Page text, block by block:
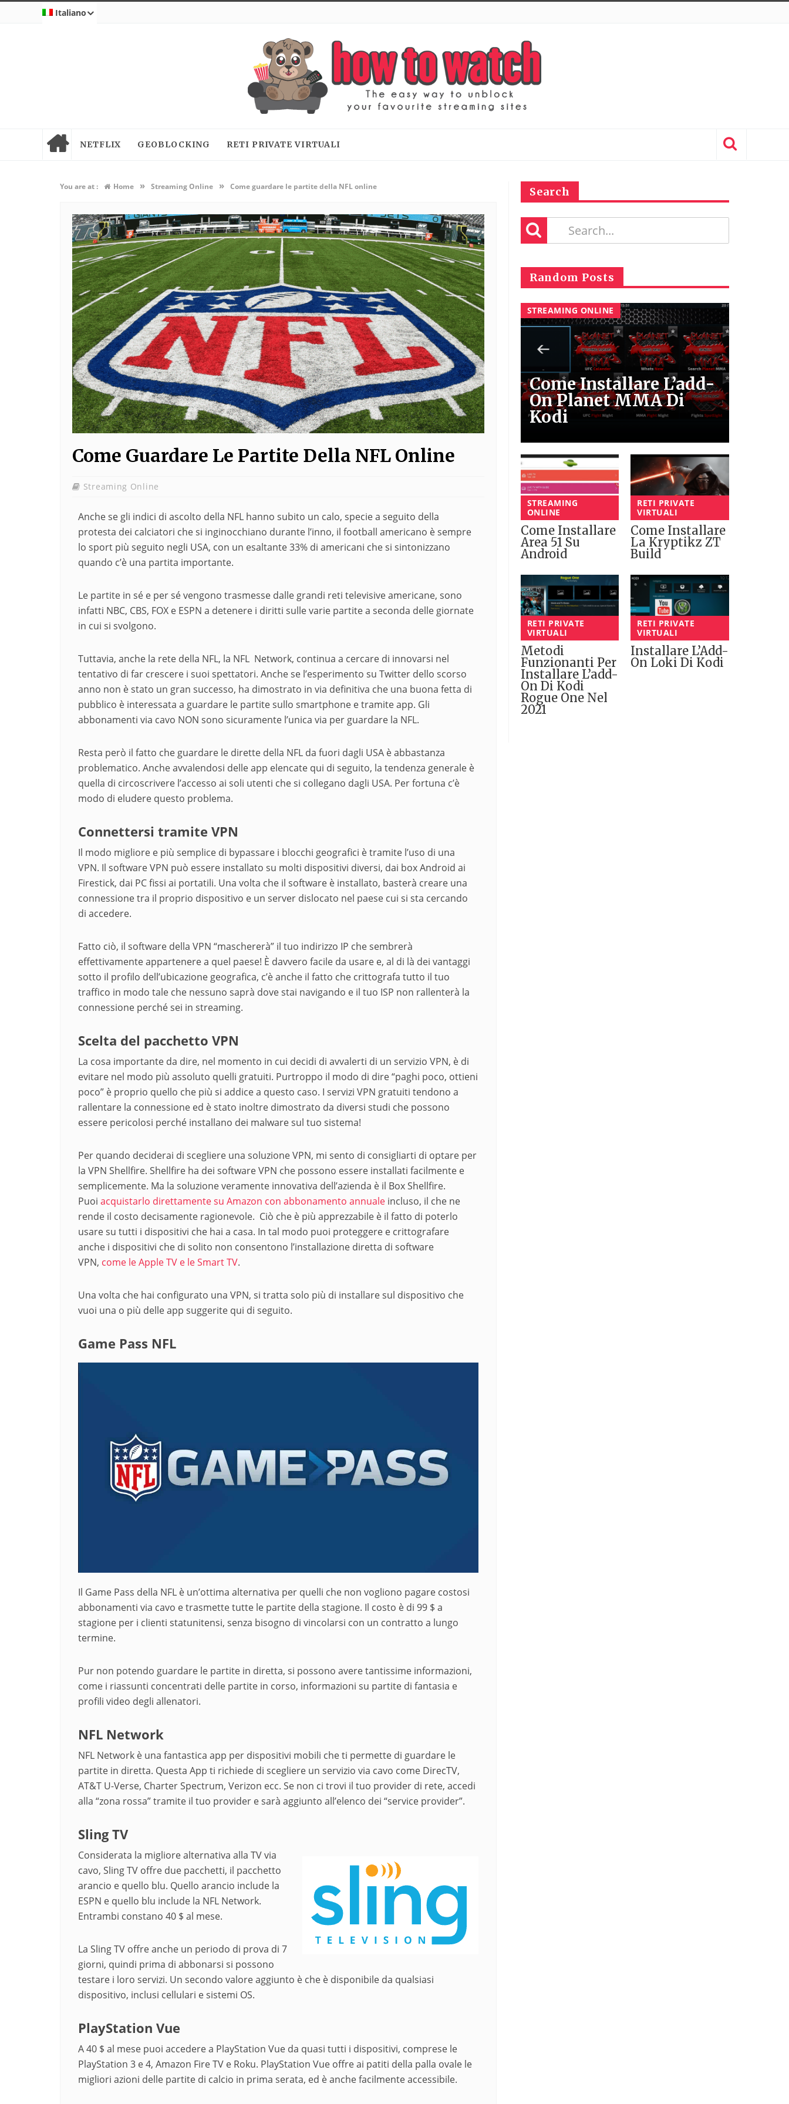
Italiano
NETFLIX GEOBLOCKING RETI PRIVATE VIRTUALI
You are at : Home » Streaming Online » Come guardare le partite della NFL online
Come Guardare Le Partite Della NFL Online
Streaming Online
Anche se gli indici di ascolto della NFL hanno subito un calo, specie a seguito della
protesta dei calciatori che si inginocchiano durante l’inno, il football americano è sempre
lo sport più seguito negli USA, con un esaltante 33% di americani che si sintonizzano
quando c’è una partita importante.
Le partite in sé e per sé vengono trasmesse dalle grandi reti televisive americane, sono
infatti NBC, CBS, FOX e ESPN a detenere i diritti sulle varie partite a seconda delle giornate
in cui si svolgono.
Tuttavia, anche la rete della NFL, la NFL Network, continua a cercare di innovarsi nel
tentativo di far crescere i suoi spettatori. Anche se l’esperimento su Twitter dello scorso
anno non è stato un gran successo, ha dimostrato in via definitiva che una buona fetta di
pubblico è interessata a guardare le partite sullo smartphone e tramite app. Gli
abbonamenti via cavo NON sono sicuramente l’unica via per guardare la NFL.
Resta però il fatto che guardare le dirette della NFL da fuori dagli USA è abbastanza
problematico. Anche avvalendosi delle app elencate qui di seguito, la tendenza generale è
quella di circoscrivere l’accesso ai soli utenti che si collegano dagli USA. Per fortuna c’è
modo di eludere questo problema.
Connettersi tramite VPN
Il modo migliore e più semplice di bypassare i blocchi geografici è tramite l’uso di una
VPN. Il software VPN può essere installato su molti dispositivi diversi, dai box Android ai
Firestick, dai PC fissi ai portatili. Una volta che il software è installato, basterà creare una
connessione tra il proprio dispositivo e un server dislocato nel paese cui si sta cercando
di accedere.
Fatto ciò, il software della VPN “maschererà” il tuo indirizzo IP che sembrerà
effettivamente appartenere a quel paese! È davvero facile da usare e, al di là dei vantaggi
sotto il profilo dell’ubicazione geografica, c’è anche il fatto che crittografa tutto il tuo
traffico in modo tale che nessuno saprà dove stai navigando e il tuo ISP non rallenterà la
connessione perché sei in streaming.
Scelta del pacchetto VPN
La cosa importante da dire, nel momento in cui decidi di avvalerti di un servizio VPN, è di
evitare nel modo più assoluto quelli gratuiti. Purtroppo il modo di dire “paghi poco, ottieni
poco” è proprio quello che più si addice a questo caso. I servizi VPN gratuiti tendono a
rallentare la connessione ed è stato inoltre dimostrato da diversi studi che possono
essere pericolosi perché installano dei malware sul tuo sistema!
Per quando deciderai di scegliere una soluzione VPN, mi sento di consigliarti di optare per
la VPN Shellfire. Shellfire ha dei software VPN che possono essere installati facilmente e
semplicemente. Ma la soluzione veramente innovativa dell’azienda è il Box Shellfire.
Puoi acquistarlo direttamente su Amazon con abbonamento annuale incluso, il che ne
rende il costo decisamente ragionevole. Ciò che è più apprezzabile è il fatto di poterlo
usare su tutti i dispositivi che hai a casa. In tal modo puoi proteggere e crittografare
anche i dispositivi che di solito non consentono l’installazione diretta di software
VPN, come le Apple TV e le Smart TV.
Una volta che hai configurato una VPN, si tratta solo più di installare sul dispositivo che
vuoi una o più delle app suggerite qui di seguito.
Game Pass NFL
Il Game Pass della NFL è un’ottima alternativa per quelli che non vogliono pagare costosi
abbonamenti via cavo e trasmette tutte le partite della stagione. Il costo è di 99 $ a
stagione per i clienti statunitensi, senza bisogno di vincolarsi con un contratto a lungo
termine.
Pur non potendo guardare le partite in diretta, si possono avere tantissime informazioni,
come i riassunti concentrati delle partite in corso, informazioni su partite di fantasia e
profili video degli allenatori.
NFL Network
NFL Network è una fantastica app per dispositivi mobili che ti permette di guardare le
partite in diretta. Questa App ti richiede di scegliere un servizio via cavo come DirecTV,
AT&T U-Verse, Charter Spectrum, Verizon ecc. Se non ci trovi il tuo provider di rete, accedi
alla “zona rossa” tramite il tuo provider e sarà aggiunto all’elenco dei “service provider”.
Sling TV
Considerata la migliore alternativa alla TV via
cavo, Sling TV offre due pacchetti, il pacchetto
arancio e quello blu. Quello arancio include la
ESPN e quello blu include la NFL Network.
Entrambi constano 40 $ al mese.
La Sling TV offre anche un periodo di prova di 7
giorni, quindi prima di abbonarsi si possono
testare i loro servizi. Un secondo valore aggiunto è che è disponibile da qualsiasi
dispositivo, inclusi cellulari e sistemi OS.
PlayStation Vue
A 40 $ al mese puoi accedere a PlayStation Vue da quasi tutti i dispositivi, comprese le
PlayStation 3 e 4, Amazon Fire TV e Roku. PlayStation Vue offre ai patiti della palla ovale le
migliori azioni delle partite di calcio in prima serata, ed è anche facilmente accessibile.
Search
Random Posts
STREAMING ONLINE
Come Installare L’add-
On Planet MMA Di
Kodi
STREAMING
ONLINE
Come Installare
Area 51 Su
Android
RETI PRIVATE
VIRTUALI
Come Installare
La Kryptikz ZT
Build
RETI PRIVATE
VIRTUALI
Metodi
Funzionanti Per
Installare L’add-
On Di Kodi
Rogue One Nel
2021
RETI PRIVATE
VIRTUALI
Installare L’Add-
On Loki Di Kodi